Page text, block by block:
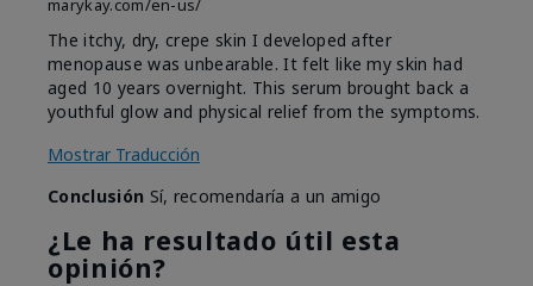
marykay.com/en-us/
The itchy, dry, crepe skin I developed after
menopause was unbearable. It felt like my skin had
aged 10 years overnight. This serum brought back a
youthful glow and physical relief from the symptoms.
Mostrar Traducción
Conclusión Sí, recomendaría a un amigo
¿Le ha resultado útil esta
opinión?